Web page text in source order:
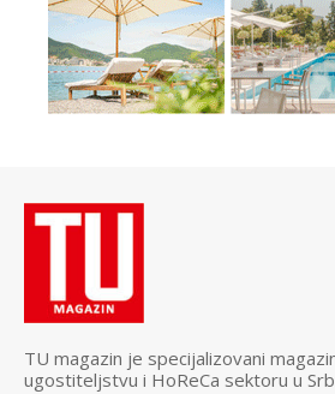
TU magazin je specijalizovani
ugostiteljstvu i HoReCa sektoru u